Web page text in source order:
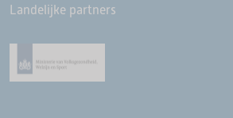
Landelijke partners